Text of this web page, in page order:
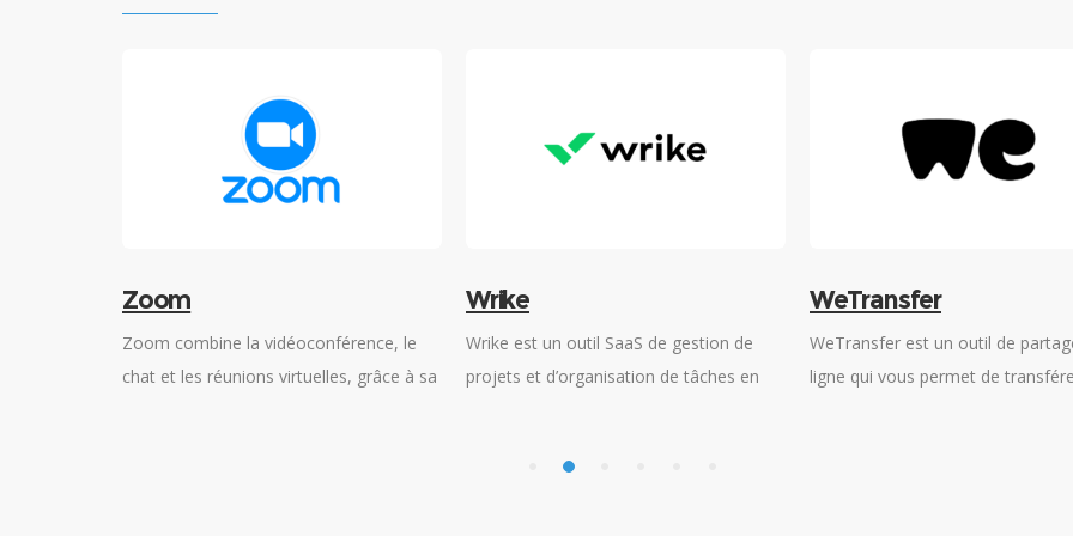
Zoom
Zoom combine la vidéoconférence, le
chat et les réunions virtuelles, grâce à sa
Wrike
Wrike est un outil SaaS de gestion de
projets et d’organisation de tâches en
WeTransfer
WeTransfer est un outil de
ligne qui vous permet de